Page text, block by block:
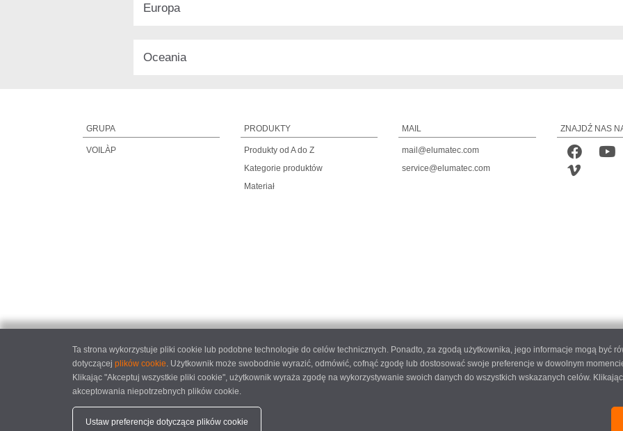
Europa
Oceania
GRUPA
VOILÀP
PRODUKTY
Produkty od A do Z
Kategorie produktów
Materiał
MAIL
mail@elumatec.com
service@elumatec.com
ZNAJDŹ NAS
Ta strona wykorzystuje pliki cookie lub podobne technologie do celów technicznych. Ponadto, za zgodą użytkownika, jego informacje mogą być
dotyczącej plików cookie. Użytkownik może swobodnie wyrazić, odmówić, cofnąć zgodę lub dostosować swoje preferencje w dowolnym
Klikając "Akceptuj wszystkie pliki cookie", użytkownik wyraża zgodę na wykorzystywanie swoich danych do wszystkich wskazanych celów.
akceptowania niepotrzebnych plików cookie.
Ustaw preferencje dotyczące plików cookie